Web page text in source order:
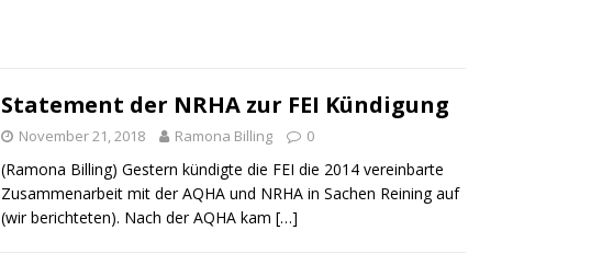
Statement der NRHA zur FEI Kündigung
November 21, 2018 Ramona Billing 0
(Ramona Billing) Gestern kündigte die FEI die 2014 vereinbarte
Zusammenarbeit mit der AQHA und NRHA in Sachen Reining auf
(wir berichteten). Nach der AQHA kam […]